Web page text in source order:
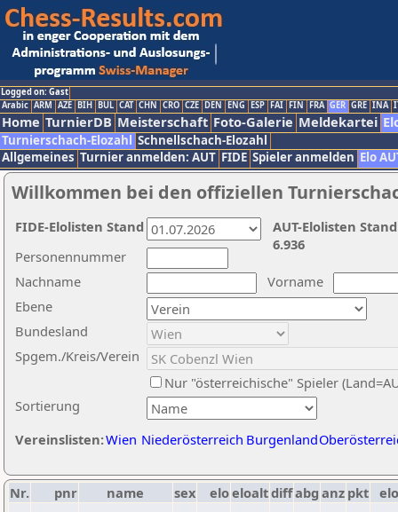
Logged on: Gast
Arabic ARM AZE BIH BUL CAT CHN CRO CZE DEN ENG ESP FAI FIN FRA GER GRE INA
Home TurnierDB Meisterschaft Foto-Galerie Meldekartei
Turnierschach-Elozahl Schnellschach-Elozahl
Allgemeines Turnier anmelden: AUT FIDE Spieler anmelden Elo
Willkommen bei den offiziellen
Nachname
Vorname
Ebene
Sortierung
Personennummer
Bundesland
Spgem./Kreis/Verein
Nur "österreichische" Spieler
Vereinslisten:Wien Niederösterreich Burgenland
AUT-Elolisten
6.936
FIDE-Elolisten Stand
Nr. pnr name sex eloeloaltdiffabg anz pkt